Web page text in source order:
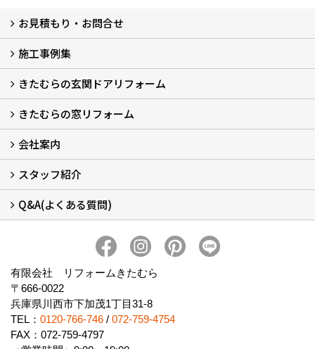
お見積もり・お問合せ
LINEで概算見積もり
チャットで質問
問い合わせフォームから
オンライン相談
電話で相談
無料現地調査をご希望の方
施工事例集
玄関ドアリフォーム
玄関引戸リフォーム
勝手口ドアリフォーム
窓リフォーム
きたむらの玄関ドアリフォーム
玄関ドアリフォームについて
リシェントについて (23)
・玄関ドアバリエーション (52)
・玄関引戸バリエーション (44)
・勝手口ドアバリエーション (11)
安心の自社施工
無料点検
保証について
価格について
概算見積について (2)
きたむらの窓リフォーム
窓リフォームについて (5)
・内窓設置-LIXILインプラス
・内窓設置-AGCまどまど
・窓交換
・エコガラス交換
・防犯・防災ガラス交換
会社案内
会社概要 (2)
ブログ
アクセス
施工エリア
施工までの流れ
SNSインフォメーション
チャット機能
オンライン打合わせ
補助金について (2)
スタッフ紹介
スタッフ紹介
Q&A(よくある質問)
有限会社 リフォームきたむら
〒666-0022
兵庫県川西市下加茂1丁目31-8
TEL： 0120-766-746 / 072-759-4754
FAX：072-759-4797